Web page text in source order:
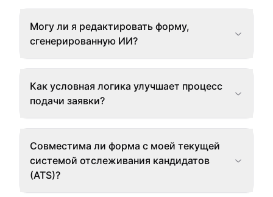
Могу ли я редактировать форму,
сгенерированную ИИ?
Как условная логика улучшает процесс
подачи заявки?
Совместима ли форма с моей текущей
системой отслеживания кандидатов
(ATS)?